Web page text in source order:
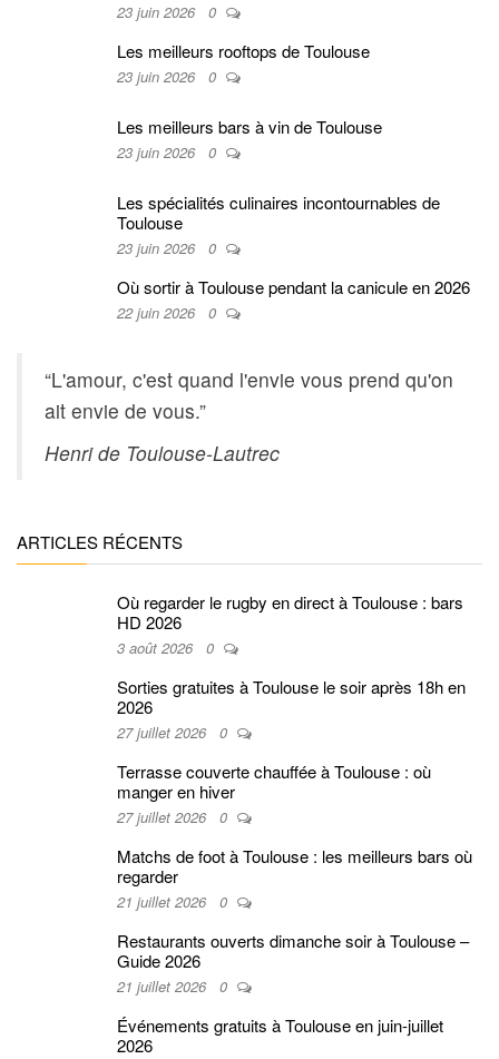
23 juin 2026 0
Les meilleurs rooftops de Toulouse
23 juin 2026 0
Les meilleurs bars à vin de Toulouse
23 juin 2026 0
Les spécialités culinaires incontournables de
Toulouse
23 juin 2026 0
Où sortir à Toulouse pendant la canicule en 2026
22 juin 2026 0
“L'amour, c'est quand l'envie vous prend qu'on
ait envie de vous.”
Henri de Toulouse-Lautrec
ARTICLES RÉCENTS
Où regarder le rugby en direct à Toulouse : bars
HD 2026
3 août 2026 0
Sorties gratuites à Toulouse le soir après 18h en
2026
27 juillet 2026 0
Terrasse couverte chauffée à Toulouse : où
manger en hiver
27 juillet 2026 0
Matchs de foot à Toulouse : les meilleurs bars où
regarder
21 juillet 2026 0
Restaurants ouverts dimanche soir à Toulouse –
Guide 2026
21 juillet 2026 0
Événements gratuits à Toulouse en juin-juillet
2026